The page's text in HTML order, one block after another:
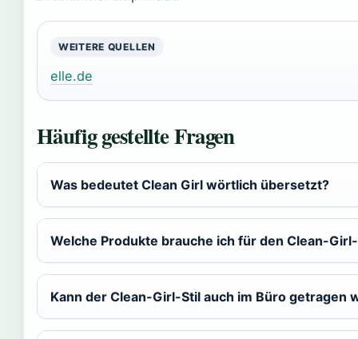
WEITERE QUELLEN
elle.de
Häufig gestellte Fragen
Was bedeutet Clean Girl wörtlich übersetzt?
Welche Produkte brauche ich für den Clean-
Kann der Clean-Girl-Stil auch im Büro getragen